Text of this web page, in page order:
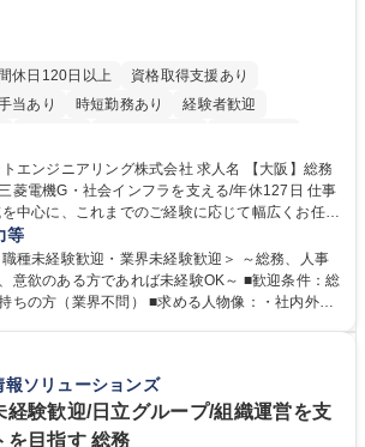
休日120日以上
資格取得支援あり
当あり 時短勤務あり
経験者歓迎
休み 服装自由 寮・社宅あり 食事補助あり
アリング株式会社 求人名 【大阪】総務
電機G・社会インフラを支える/年休127日 仕事
中心に、これまでのご経験に応じて幅広くお任せ
など）
厚生運用 など ※基本的には事務所勤務ですが、
により、関西圏以外への日帰り・宿泊を伴う国内
当業務を持ちつつ、お互いに助け合いながら、総
等
種未経験歓迎・業界未経験歓迎＞ ～総務、人事
意欲のある方であれば未経験OK～ ■歓迎条件：総
問） ■求める人物像：・社内外の
ソリューションズ
経験歓迎/日立グループ/組織運営を支
を目指す 総務